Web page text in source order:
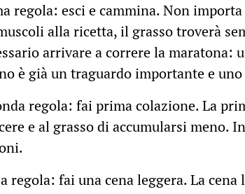
regola: esci e cammina. Non
alla ricetta, il grasso troverà
arrivare a correre la maratona:
è già un traguardo importante e
regola: fai prima colazione. La
e al grasso di accumularsi meno.
regola: fai una cena leggera. La